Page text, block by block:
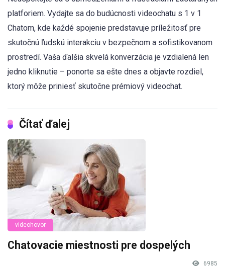
platforiem. Vydajte sa do budúcnosti videochatu s 1 v 1
Chatom, kde každé spojenie predstavuje príležitosť pre
skutočnú ľudskú interakciu v bezpečnom a sofistikovanom
prostredí. Vaša ďalšia skvelá konverzácia je vzdialená len
jedno kliknutie – ponorte sa ešte dnes a objavte rozdiel,
ktorý môže priniesť skutočne prémiový videochat.
Čítať ďalej
videohovor
Chatovacie miestnosti pre dospelých
6985